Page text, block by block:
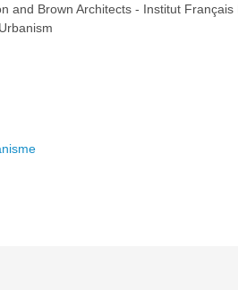
Brown Architects - Institut Français